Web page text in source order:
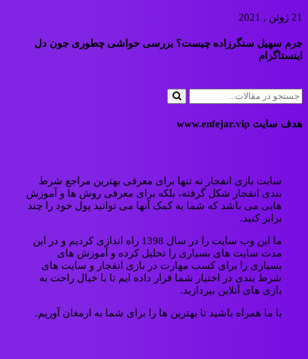
21 ژوئن , 2021
جرم سهیل سنگرزاده چیست؟ بررسی حواشی چطوری جون دل
اینستاگرام
هدف سایت www.enfejar.vip
سایت بازی انفجار نه تنها برای معرفی بهترین مراجع شرط
بندی انفجار شکل گرفته، بلکه برای معرفی روش ها و آموزش
هایی می باشد که شما به کمک آنها می توانید پول خود را چند
برابر کنید.
ما این وب سایت را در سال 1398 راه اندازی کردیم و در این
مدت سایت های بسیاری را تحلیل کرده و آموزش های
بسیاری را برای کسب مهارت در بازی انفجار و سایت های
شرط بندی در اختیار شما قرار داده ایم تا با خیال راحت به
بازی های آنلاین بپردازید.
با ما همراه باشید تا بهترین ها را برای شما به ارمغان آوریم.